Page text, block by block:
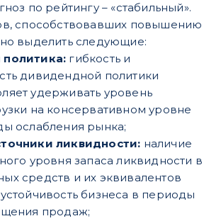
по рейтингу – «стабильный».
способствовавших повышению
выделить следующие:
гибкость и
дивидендной политики
удерживать уровень
на консервативном уровне
ослабления рынка;
ликвидности: наличие
уровня запаса ликвидности в
средств и их эквивалентов
бизнеса в периоды
продаж;